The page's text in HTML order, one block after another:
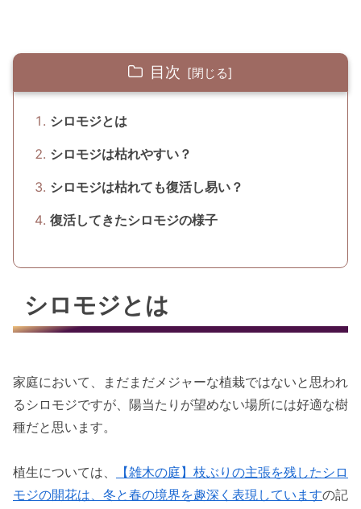
目次
シロモジとは
シロモジは枯れやすい？
シロモジは枯れても復活し易い？
復活してきたシロモジの様子
シロモジとは
家庭において、まだまだメジャーな植栽ではないと思われ
るシロモジですが、陽当たりが望めない場所には好適な樹
種だと思います。
植生については、
【雑木の庭】枝ぶりの主張を残したシロ
モジの開花は、冬と春の境界を趣深く表現していますの記